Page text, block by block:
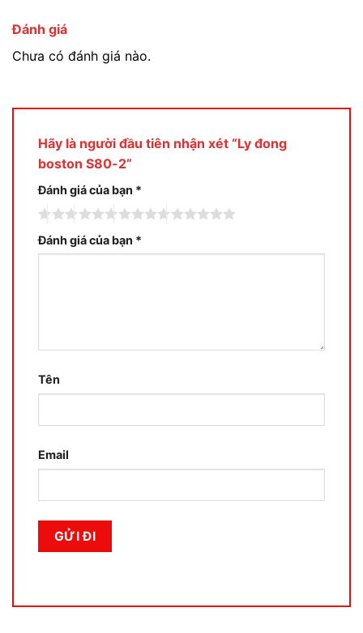
Đánh giá
Chưa có đánh giá nào.
Hãy là người đầu tiên nhận xét “Ly đong
boston S80-2”
Đánh giá của bạn *
Đánh giá của bạn *
Tên
Email